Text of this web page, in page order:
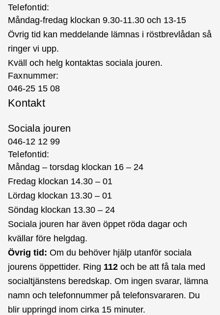
Telefontid:
Måndag-fredag klockan 9.30-11.30 och 13-15
Övrig tid kan meddelande lämnas i röstbrevlådan så
ringer vi upp.
Kväll och helg kontaktas sociala jouren.
Faxnummer:
046-25 15 08
Kontakt
Sociala jouren
046-12 12 99
Telefontid:
Måndag – torsdag klockan 16 – 24
Fredag klockan 14.30 – 01
Lördag klockan 13.30 – 01
Söndag klockan 13.30 – 24
Sociala jouren har även öppet röda dagar och
kvällar före helgdag.
Övrig tid: Om du behöver hjälp utanför sociala
jourens öppettider. Ring 112 och be att få tala med
socialtjänstens beredskap. Om ingen svarar, lämna
namn och telefonnummer på telefonsvararen. Du
blir uppringd inom cirka 15 minuter.